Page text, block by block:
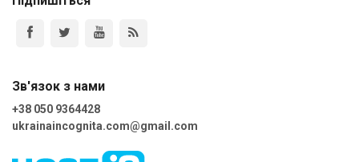
Зв'язок з нами
+38 050 9364428
ukrainaincognita.com@gmail.com